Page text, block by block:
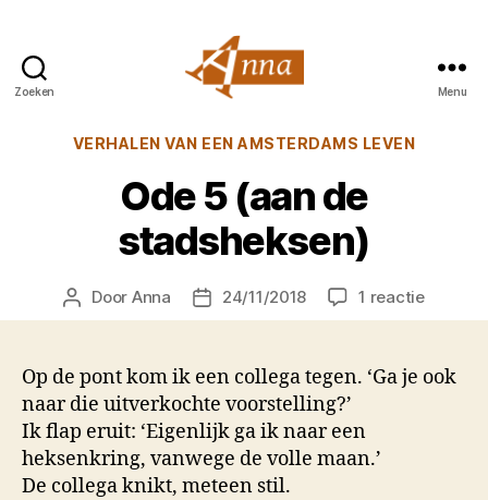
Zoeken
van
Menu
Categorieën
VERHALEN VAN EEN AMSTERDAMS LEVEN
Ode 5 (aan de
stadsheksen)
Berichtauteur
Door Anna Berichtdatum
24/11/2018 1 reactieop
Ode
(aan
Op de pont kom ik een collega tegen. ‘Ga je ook
naar die uitverkochte voorstelling?’
Ik flap eruit: ‘Eigenlijk ga ik naar een
heksenkring, vanwege de volle maan.’
De collega knikt, meteen stil.